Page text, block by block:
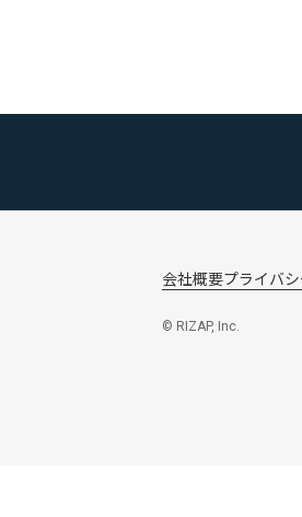
会社概要プライバ
© RIZAP, Inc.